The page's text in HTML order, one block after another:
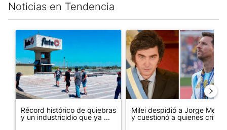
Noticias en Tendencia
Este listado muestra los artículos con más comentarios en los
Un artículo de tendencia con el título "Récord histórico de
Récord histórico de quiebras
y un industricidio que ya ...
Un artículo de tendencia con
Milei despidió a Jorge Messi
y cuestionó a quienes crit...